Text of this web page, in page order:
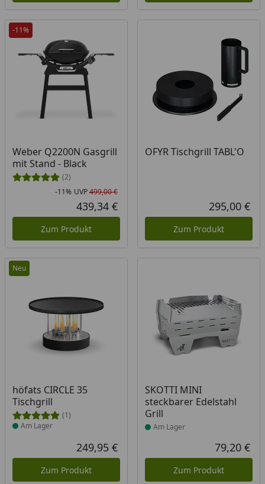
-11%
Weber Q2200N Gasgrill
mit Stand - Black
(2)
Rabatt in Prozent
-11%
Ursprünglicher Preis
UVP499,00 €
Aktueller Preis
439,34 €
Zum Produkt
OFYR Tischgrill TABL'O
295,00 €
Zum Produkt
Neu
höfats CIRCLE 35
Tischgrill
(1)
Produkt am Lager
Am Lager
Aktueller Preis
249,95 €
Zum Produkt
SKOTTI MINI
steckbarer Edelstahl
Grill
Produkt am Lager
Am Lager
79,20 €
Zum Produkt